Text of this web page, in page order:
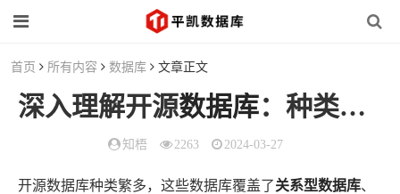
首页 所有内容 数据库 文章正文
深入理解开源数据库：种类与选择，掌握
知梧 2263 2024-03-27
开源数据库种类繁多，这些数据库覆盖了关系型数据库、